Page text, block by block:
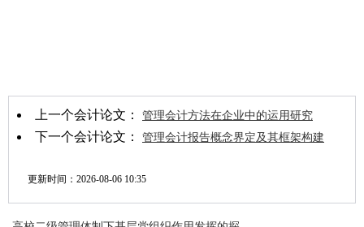
上一个会计论文： 管理会计方法在企业中的运用研究
下一个会计论文： 管理会计报告概念界定及其框架构建
更新时间： 2026-08-06 10:35